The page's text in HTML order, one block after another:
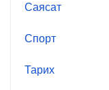
Саясат
Спорт
Тарих